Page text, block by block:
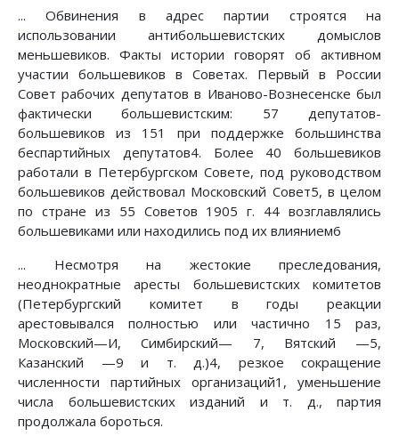
... Обвинения в адрес партии строятся на
использовании антибольшевистских домыслов
меньшевиков. Факты истории говорят об активном
участии большевиков в Советах. Первый в России
Совет рабочих депутатов в Иваново-Вознесенске был
фактически большевистским: 57 депутатов-
большевиков из 151 при поддержке большинства
беспартийных депутатов4. Более 40 большевиков
работали в Петербургском Совете, под руководством
большевиков действовал Московский Совет5, в целом
по стране из 55 Советов 1905 г. 44 возглавлялись
большевиками или находились под их влиянием6
... Несмотря на жестокие преследования,
неоднократные аресты большевистских комитетов
(Петербургский комитет в годы реакции
арестовывался полностью или частично 15 раз,
Московский—И, Симбирский— 7, Вятский —5,
Казанский —9 и т. д.)4, резкое сокращение
численности партийных организаций1, уменьшение
числа большевистских изданий и т. д., партия
продолжала бороться.